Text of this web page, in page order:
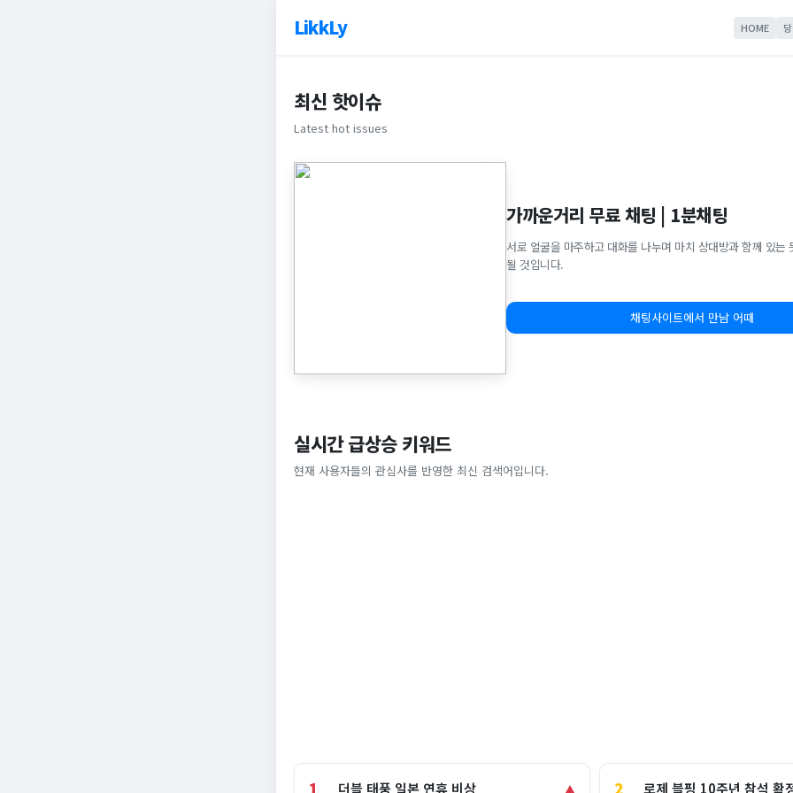
LikkLy HOME
최신 핫이슈
Latest hot issues
가까운거리 무료 채팅 | 1분채팅
서로 얼굴을 마주하고 대화를 나누며 마치 상대방과 함께 있는
될 것입니다.
채팅사이트에서 만남 어때
실시간 급상승 키워드
현재 사용자들의 관심사를 반영한 최신 검색어입니다.
더블 태풍 일본 연휴 비상 ▲ 2 로제 블핑 10주년 참석 확